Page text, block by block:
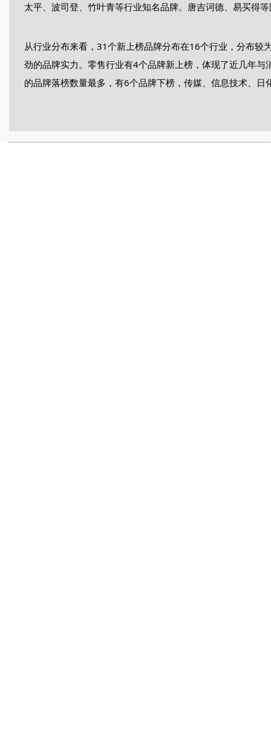
太平、波司登、竹叶青等行业知名品牌。唐吉诃德、易买得
从行业分布来看，31个新上榜品牌分布在16个行业，分布
劲的品牌实力。零售行业有4个品牌新上榜，体现了近几年
的品牌落榜数量最多，有6个品牌下榜，传媒、信息技术、